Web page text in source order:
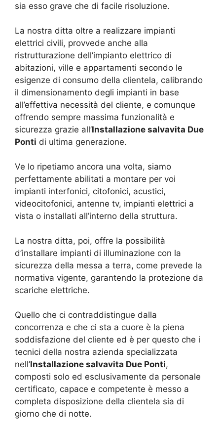
sia esso grave che di facile risoluzione.
La nostra ditta oltre a realizzare impianti
elettrici civili, provvede anche alla
ristrutturazione dell’impianto elettrico di
abitazioni, ville e appartamenti secondo le
esigenze di consumo della clientela, calibrando
il dimensionamento degli impianti in base
all’effettiva necessità del cliente, e comunque
offrendo sempre massima funzionalità e
sicurezza grazie all’Installazione salvavita Due
Ponti di ultima generazione.
Ve lo ripetiamo ancora una volta, siamo
perfettamente abilitati a montare per voi
impianti interfonici, citofonici, acustici,
videocitofonici, antenne tv, impianti elettrici a
vista o installati all’interno della struttura.
La nostra ditta, poi, offre la possibilità
d’installare impianti di illuminazione con la
sicurezza della messa a terra, come prevede la
normativa vigente, garantendo la protezione da
scariche elettriche.
Quello che ci contraddistingue dalla
concorrenza e che ci sta a cuore è la piena
soddisfazione del cliente ed è per questo che i
tecnici della nostra azienda specializzata
nell’Installazione salvavita Due Ponti,
composti solo ed esclusivamente da personale
certificato, capace e competente è messo a
completa disposizione della clientela sia di
giorno che di notte.